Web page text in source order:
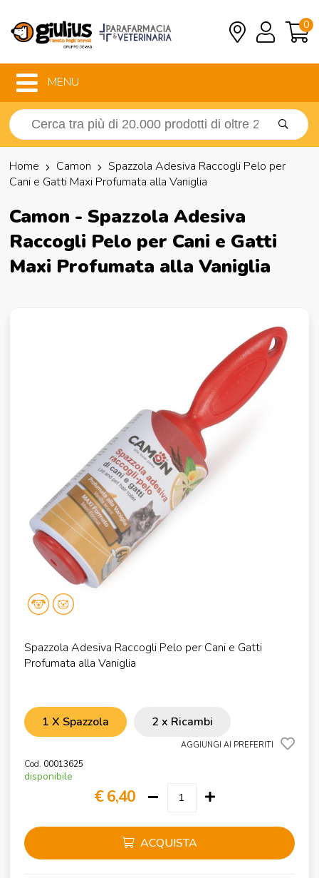
0
MENU
Home Camon
Spazzola Adesiva Raccogli Pelo per
Cani e Gatti Maxi Profumata alla Vaniglia
Camon - Spazzola Adesiva
Raccogli Pelo per Cani e Gatti
Maxi Profumata alla Vaniglia
Spazzola Adesiva Raccogli Pelo per Cani e Gatti
Profumata alla Vaniglia
1 X Spazzola 2 x Ricambi
AGGIUNGI AI PREFERITI
Cod. 00013625
disponibile
€ 6,40
ACQUISTA